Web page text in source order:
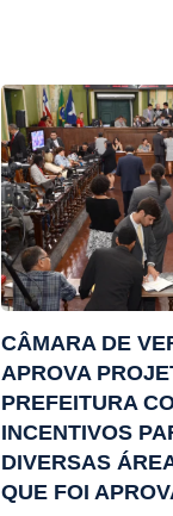
CÂMARA DE
APROVA
PREFEITURA
INCENTIVOS
DIVERSAS
QUE FOI